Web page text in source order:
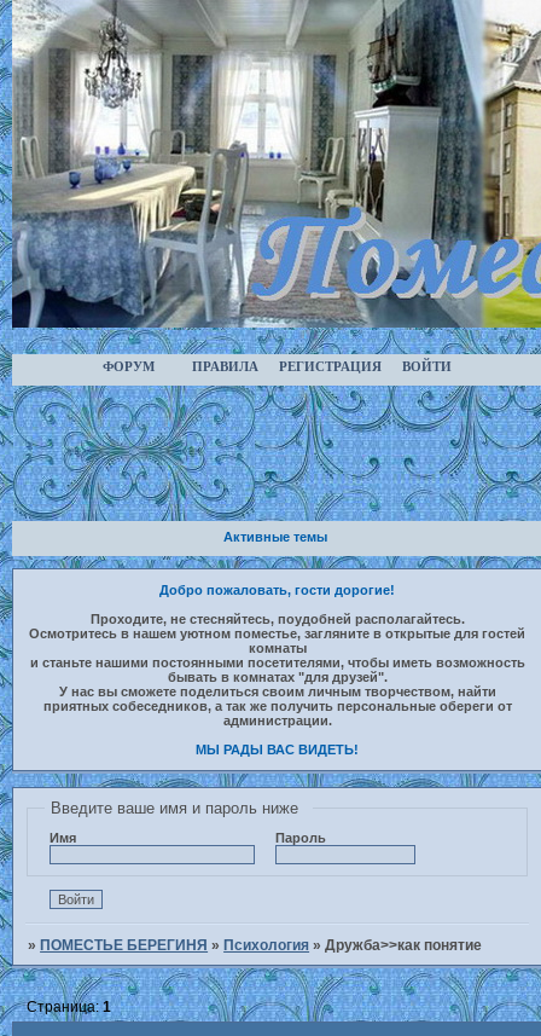
ФОРУМ ПРАВИЛА РЕГИСТРАЦИЯ ВОЙТИ
Активные темы
Добро пожаловать, гости дорогие!
Проходите, не стесняйтесь, поудобней располагайтесь.
Осмотритесь в нашем уютном поместье, загляните в открытые для гостей
комнаты
и станьте нашими постоянными посетителями, чтобы иметь возможность
бывать в комнатах "для друзей".
У нас вы сможете поделиться своим личным творчеством, найти
приятных собеседников, а так же получить персональные обереги от
администрации.
МЫ РАДЫ ВАС ВИДЕТЬ!
Введите ваше имя и пароль ниже
Имя Пароль
»ПОМЕСТЬЕ БЕРЕГИНЯ »Психология »Дружба>>как понятие
Страница:1